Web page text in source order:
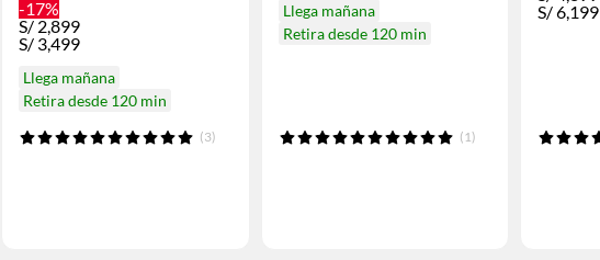
-17%
S/ 2,899
S/ 3,499
Llega mañana
Retira desde 120 min
(3)
Llega mañana
Retira desde 120 min
(1)
S/6,199